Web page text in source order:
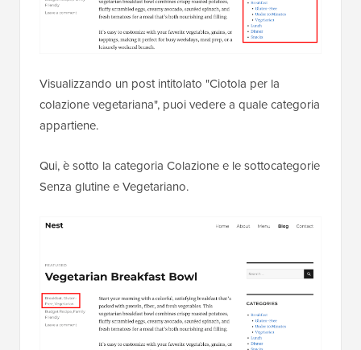
Visualizzando un post intitolato "Ciotola per la
colazione vegetariana", puoi vedere a quale categoria
appartiene.
Qui, è sotto la categoria Colazione e le sottocategorie
Senza glutine e Vegetariano.